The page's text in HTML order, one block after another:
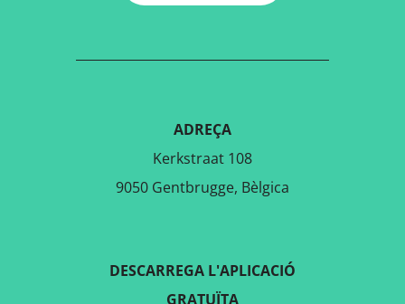
ADREÇA
Kerkstraat 108
9050 Gentbrugge, Bèlgica
DESCARREGA L'APLICACIÓ
GRATUÏTA